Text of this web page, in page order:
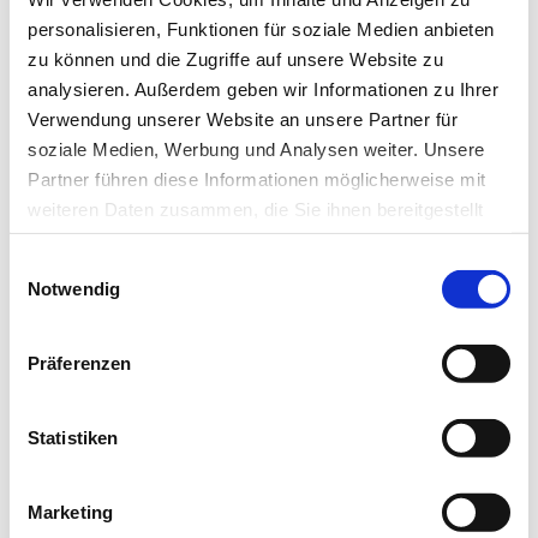
personalisieren, Funktionen für soziale Medien anbieten
zu können und die Zugriffe auf unsere Website zu
analysieren. Außerdem geben wir Informationen zu Ihrer
Verwendung unserer Website an unsere Partner für
soziale Medien, Werbung und Analysen weiter. Unsere
Partner führen diese Informationen möglicherweise mit
weiteren Daten zusammen, die Sie ihnen bereitgestellt
haben oder die sie im Rahmen Ihrer Nutzung der Dienste
Notwendig
Präferenzen
Statistiken
Marketing
Newsletter­anmeldung
Bleiben Sie auf dem Laufenden. Der MT-Dialog-
Newsletter informiert Sie jede Woche kostenfrei
über die wichtigsten Branchen-News, aktuelle
Themen und die neusten Stellenangebote.
Ich habe die Hinweise zum gelesen.*